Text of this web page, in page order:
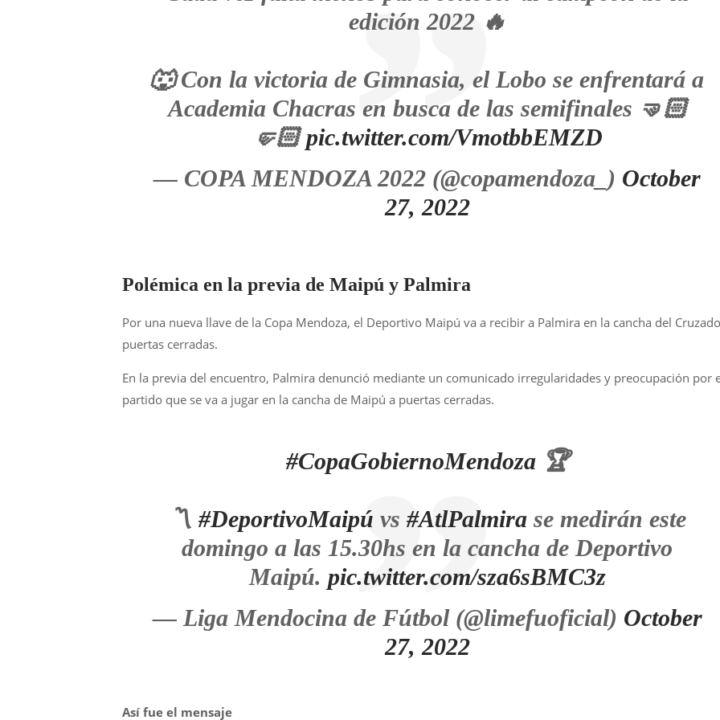
edición 2022 🔥
🐺 Con la victoria de Gimnasia, el Lobo se enfrentará a
Academia Chacras en busca de las semifinales 🤜🏻
🤛🏻pic.twitter.com/VmotbbEMZD
— COPA MENDOZA 2022 (@copamendoza_) October
27, 2022
Polémica en la previa de Maipú y Palmira
Por una nueva llave de la Copa Mendoza, el Deportivo Maipú va a recibir a Palmira en la cancha del
puertas cerradas.
En la previa del encuentro, Palmira denunció mediante un comunicado irregularidades y preocupación por
partido que se va a jugar en la cancha de Maipú a puertas cerradas.
#CopaGobiernoMendoza🏆
〽️#DeportivoMaipú vs#AtlPalmira se medirán este
domingo a las 15.30hs en la cancha de Deportivo
Maipú. pic.twitter.com/sza6sBMC3z
— Liga Mendocina de Fútbol (@limefuoficial) October
27, 2022
Así fue el mensaje